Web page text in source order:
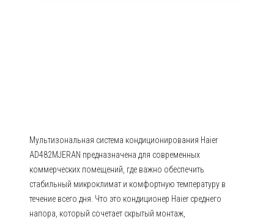
Мультизональная система кондиционирования Haier
AD482MJERAN предназначена для современных
коммерческих помещений, где важно обеспечить
стабильный микроклимат и комфортную температуру в
течение всего дня. Что это кондиционер Haier среднего
напора, который сочетает скрытый монтаж,